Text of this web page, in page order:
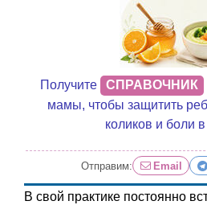
Получите СПРАВОЧНИК
мамы, чтобы защитить
коликов и боли
Отправим: Email
В свой практике постоянно